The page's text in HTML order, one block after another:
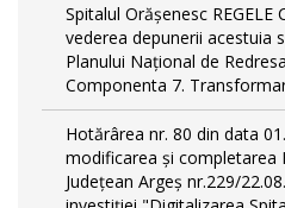
Spitalul Orășenesc REGELE
vederea depunerii acestuia
Planului Național de
Componenta 7.
Hotărârea nr. 80 din data
modificarea și completarea
Județean Argeș nr.229/